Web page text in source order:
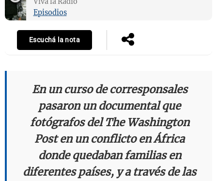
Episodios
Escuchá la nota
En un curso de corresponsales
pasaron un documental que
fotógrafos delThe Washington
Posten un conflicto en África
donde quedaban familias en
diferentes países, y a través de las
Mundial 2026